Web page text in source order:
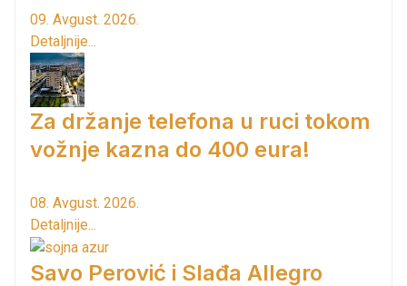
09. Avgust. 2026.
Detaljnije...
Za držanje telefona u ruci tokom
vožnje kazna do 400 eura!
08. Avgust. 2026.
Detaljnije...
Savo Perović i Slađa Allegro